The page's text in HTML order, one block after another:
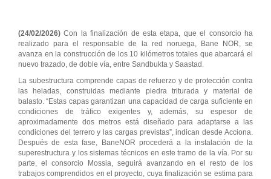
(24/02/2026)Con la finalización de esta etapa, que el consorcio ha
realizado para el responsable de la red noruega, Bane NOR, se
avanza en la construcción de los 10 kilómetros totales que abarcará el
nuevo trazado, de doble vía, entre Sandbukta y Saastad.
La subestructura comprende capas de refuerzo y de protección contra
las heladas, construidas mediante piedra triturada y material de
balasto. “Estas capas garantizan una capacidad de carga suficiente en
condiciones de tráfico exigentes y, además, su espesor de
aproximadamente dos metros está diseñado para adaptarse a las
condiciones del terrero y las cargas previstas”, indican desde Acciona.
Después de esta fase, BaneNOR procederá a la instalación de la
superestructura y los sistemas técnicos en este tramo de la vía. Por su
parte, el consorcio Mossia, seguirá avanzando en el resto de los
trabajos comprendidos en el proyecto, cuya finalización se estima para